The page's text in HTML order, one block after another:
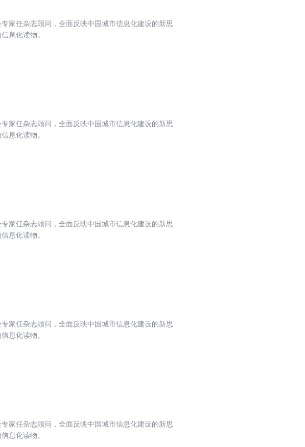
家任杂志顾问，全面反映中国城市信息化建设的新思
息化读物。
家任杂志顾问，全面反映中国城市信息化建设的新思
息化读物。
家任杂志顾问，全面反映中国城市信息化建设的新思
息化读物。
家任杂志顾问，全面反映中国城市信息化建设的新思
息化读物。
家任杂志顾问，全面反映中国城市信息化建设的新思
息化读物。